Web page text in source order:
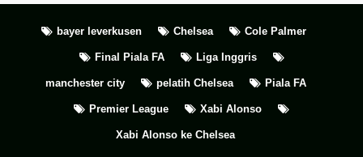
bayer leverkusen Chelsea Cole Palmer
Final Piala FA Liga Inggris
manchester city pelatih Chelsea Piala FA
Premier League Xabi Alonso
Xabi Alonso ke Chelsea